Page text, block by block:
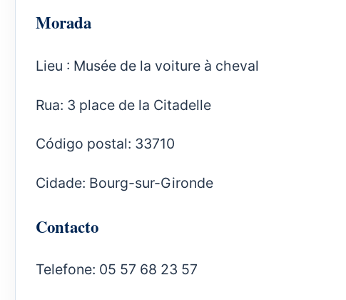
Morada
Lieu : Musée de la voiture à cheval
Rua: 3 place de la Citadelle
Código postal: 33710
Cidade: Bourg-sur-Gironde
Contacto
Telefone: 05 57 68 23 57